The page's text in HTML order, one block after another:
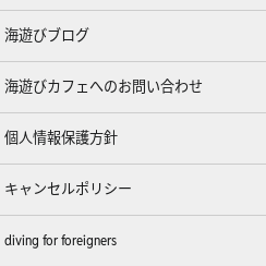
海遊びブログ
海遊びカフェへのお問い合わせ
個人情報保護方針
キャンセルポリシー
diving for foreigners